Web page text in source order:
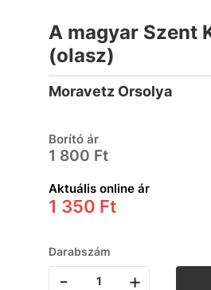
A magyar Szent
(olasz)
Moravetz Orsolya
Borító ár
1 800 Ft
Aktuális online ár
1 350 Ft
Darabszám
- +